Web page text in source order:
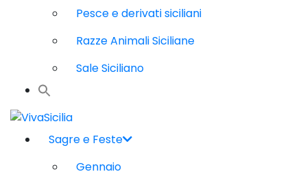
Pesce e derivati siciliani
Razze Animali Siciliane
Sale Siciliano
Sagre e Feste
Gennaio